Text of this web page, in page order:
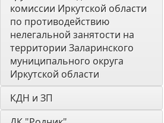
комиссии Иркутской области
по противодействию
нелегальной занятости на
территории Заларинского
муниципального округа
Иркутской области
КДН и ЗП